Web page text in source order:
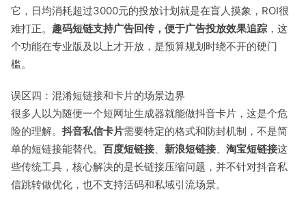
它，日均消耗超过3000元的投放计划就是在盲人摸象，ROI很
难打正。 趣码短链支持广告回传，便于广告投放效果追踪 ，这
个功能在专业版及以上才开放，是预算规划时绕不开的硬门
槛。
误区四：混淆短链接和卡片的场景边界
很多人以为随便一个短网址生成器就能做抖音卡片，这是个危
险的理解。 抖音私信卡片需要特定的格式和防封机制，不是简
单的短链接能替代。 百度短链接 新浪短链接 淘宝短链接这
些传统工具，核心解决的是长链接压缩问题，并不针对抖音私
信跳转做优化，也不支持活码和私域引流场景。